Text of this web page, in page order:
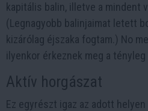
kapitális balin, illetve a mindent
(Legnagyobb balinjaimat letett
kizárólag éjszaka fogtam.) No
ilyenkor érkeznek meg a tényleg
Aktív horgászat
Ez egyrészt igaz az adott